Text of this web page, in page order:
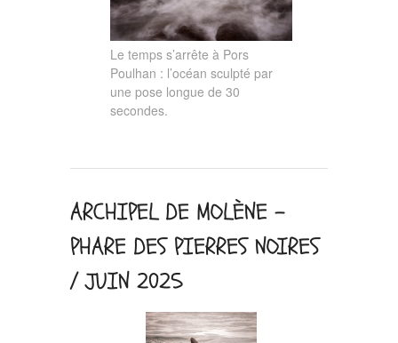
Le temps s’arrête à Pors
Poulhan : l’océan sculpté par
une pose longue de 30
secondes.
ARCHIPEL DE MOLÈNE –
PHARE DES PIERRES NOIRES
/ JUIN 2025